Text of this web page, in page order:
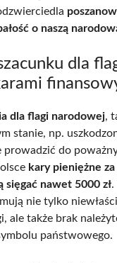
o naszą
dla
dla flagi narodowej,
stanie, np.
prowadzić do
kary pieniężne
sięgać nawet 5000 zł.
nie tylko
ale także brak
państwowego.